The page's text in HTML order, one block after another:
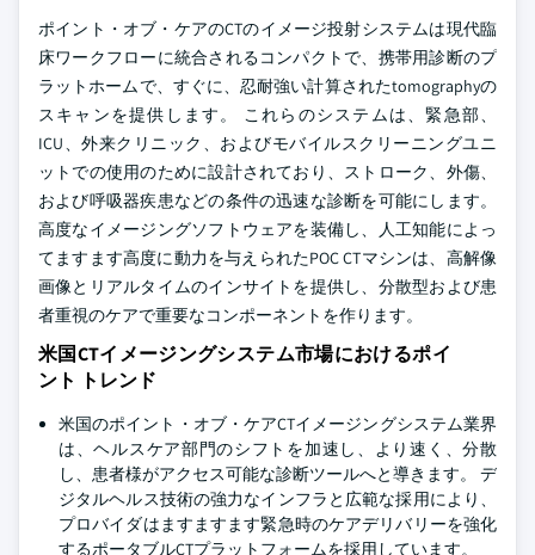
ポイント・オブ・ケアのCTのイメージ投射システムは現代臨
床ワークフローに統合されるコンパクトで、携帯用診断のプ
ラットホームで、すぐに、忍耐強い計算されたtomographyの
スキャンを提供します。 これらのシステムは、緊急部、
ICU、外来クリニック、およびモバイルスクリーニングユニ
ットでの使用のために設計されており、ストローク、外傷、
および呼吸器疾患などの条件の迅速な診断を可能にします。
高度なイメージングソフトウェアを装備し、人工知能によっ
てますます高度に動力を与えられたPOC CTマシンは、高解像
画像とリアルタイムのインサイトを提供し、分散型および患
者重視のケアで重要なコンポーネントを作ります。
米国CTイメージングシステム市場におけるポイ
ント トレンド
米国のポイント・オブ・ケアCTイメージングシステム業界
は、ヘルスケア部門のシフトを加速し、より速く、分散
し、患者様がアクセス可能な診断ツールへと導きます。 デ
ジタルヘルス技術の強力なインフラと広範な採用により、
プロバイダはますますます緊急時のケアデリバリーを強化
するポータブルCTプラットフォームを採用しています。